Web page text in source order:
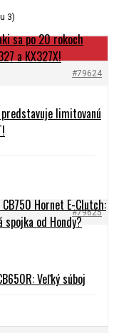
sa po 20 rokoch
a KX327X!
predstavuje limitovanú
Hornet E-Clutch:
od Hondy?
Veľký súboj
3)
#79624
#79625